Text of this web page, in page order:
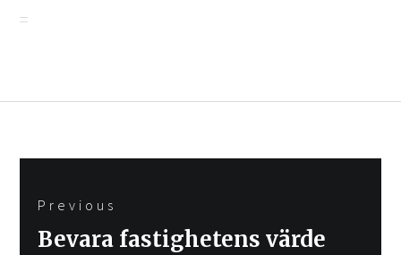
Previous
Previous
Bevara fastighetens värde